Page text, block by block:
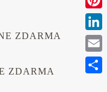
ZDARMA
ZDARMA